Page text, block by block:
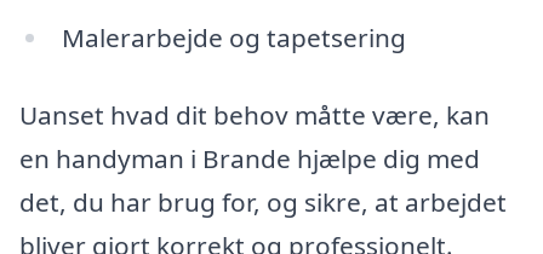
Malerarbejde og tapetsering
Uanset hvad dit behov måtte være, kan
en handyman i Brande hjælpe dig med
det, du har brug for, og sikre, at arbejdet
bliver gjort korrekt og professionelt.